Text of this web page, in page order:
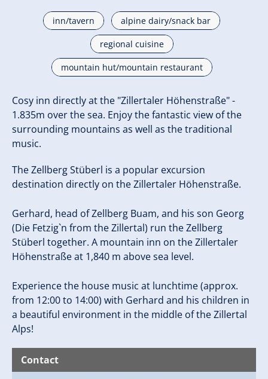
inn/tavern alpine dairy/snack bar
regional cuisine
mountain hut/mountain restaurant
Cosy inn directly at the "Zillertaler Höhenstraße" -
1.835m over the sea. Enjoy the fantastic view of the
surrounding mountains as well as the traditional
music.
The Zellberg Stüberl is a popular excursion
destination directly on the Zillertaler Höhenstraße.
Gerhard, head of Zellberg Buam, and his son Georg
(Die Fetzig`n from the Zillertal) run the Zellberg
Stüberl together. A mountain inn on the Zillertaler
Höhenstraße at 1,840 m above sea level.
Experience the house music at lunchtime (approx.
from 12:00 to 14:00) with Gerhard and his children in
a beautiful environment in the middle of the Zillertal
Alps!
Contact